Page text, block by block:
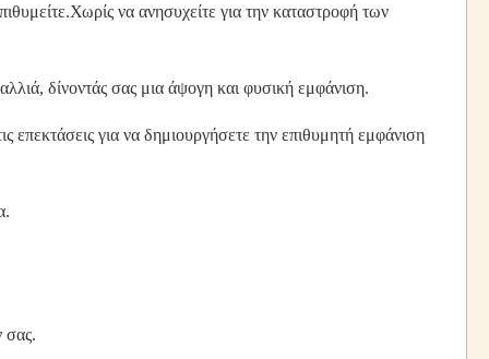
να ανησυχείτε για την καταστροφή των
δίνοντάς σας μια άψογη και φυσική εμφάνιση.
για να δημιουργήσετε την επιθυμητή εμφάνιση
σας.